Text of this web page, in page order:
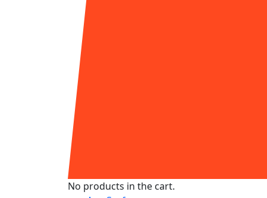
No products in the cart.